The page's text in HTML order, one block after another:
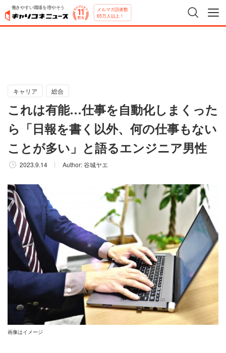
働きやすい職場を増やそう メルマガ読者数
65万人以上！
キャリア 総合
これは有能…仕事を自動化しまくった
ら「日報を書く以外、何の仕事もない
ことが多い」と語るエンジニア男性
2023.9.14 Author:谷城ヤエ
画像はイメージ